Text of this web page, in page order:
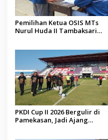
Pemilihan Ketua OSIS MTs
Nurul Huda II Tambaksari
PKDI Cup II 2026 Bergulir di
Pamekasan, Jadi Ajang